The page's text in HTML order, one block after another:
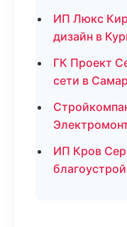
ИП Люкс
дизайн в
ГК Проект
сети в
ИП Кров